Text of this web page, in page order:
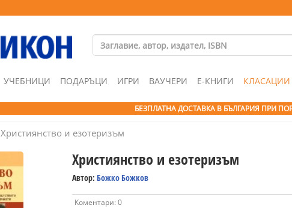
УЧЕБНИЦИ ПОДАРЪЦИ ИГРИ ВАУЧЕРИ Е-КНИГИ КЛАСАЦИИ
БЕЗПЛАТНА ДОСТАВКА В БЪЛГАРИЯ ПРИ
Християнство и езотеризъм
Християнство и езотеризъм
Автор: Божко Божков
Коментари: 0